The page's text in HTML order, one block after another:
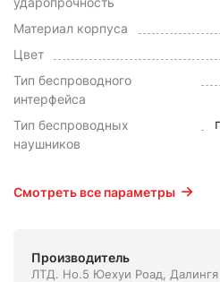
Материал корпуса
Цвет
Тип беспроводного
интерфейса
Тип беспроводных
наушников
Смотреть все параметры
Производитель
ЛТД. Но.5 Юехуи Роад, Далингя